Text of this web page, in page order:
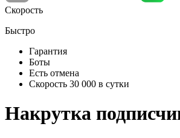
Скорость
Быстро
Гарантия
Боты
Есть отмена
Скорость 30 000 в сутки
Накрутка